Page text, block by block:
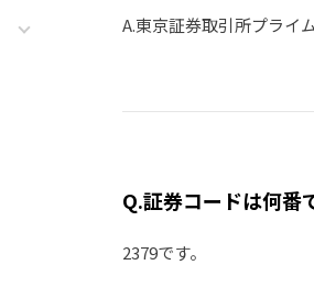
A.東京証券取引所プライ
Q.証券コードは何番
2379です。